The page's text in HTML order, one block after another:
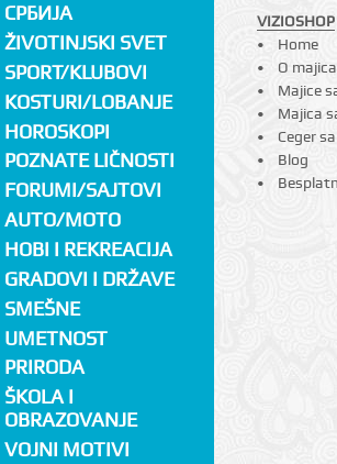
СРБИЈА
ŽIVOTINJSKI SVET
SPORT/KLUBOVI
KOSTURI/LOBANJE
HOROSKOPI
POZNATE LIČNOSTI
FORUMI/SAJTOVI
AUTO/MOTO
HOBI I REKREACIJA
GRADOVI I DRŽAVE
SMEŠNE
UMETNOST
PRIRODA
ŠKOLA I
OBRAZOVANJE
VOJNI MOTIVI
VIZIOSHOP
Home
O
Majice
Majica
Ceger
Blog